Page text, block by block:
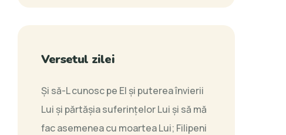
Versetul zilei
Şi să-L cunosc pe El şi puterea învierii
Lui şi părtăşia suferinţelor Lui şi să mă
fac asemenea cu moartea Lui; Filipeni